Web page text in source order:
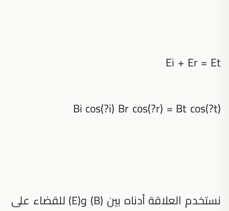
Ei + Er = Et
Bi cos(?i) Br cos(?r) = Bt cos(?t)
نستخدم العلاقة أدناه بين (B) و(E) للقضاء على